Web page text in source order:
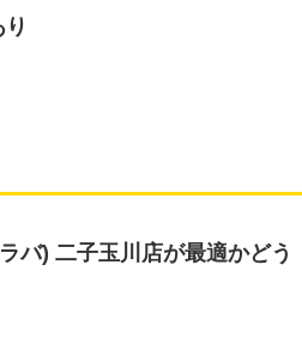
バ) 二子玉川店が最適かどう